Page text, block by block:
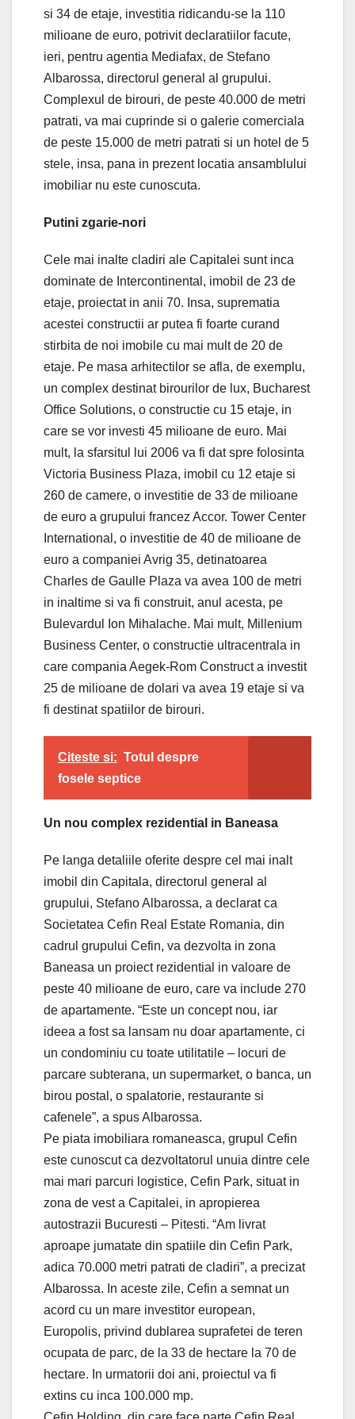
si 34 de etaje, investitia ridicandu-se la 110
milioane de euro, potrivit declaratiilor facute,
ieri, pentru agentia Mediafax, de Stefano
Albarossa, directorul general al grupului.
Complexul de birouri, de peste 40.000 de metri
patrati, va mai cuprinde si o galerie comerciala
de peste 15.000 de metri patrati si un hotel de 5
stele, insa, pana in prezent locatia ansamblului
imobiliar nu este cunoscuta.
Putini zgarie-nori
Cele mai inalte cladiri ale Capitalei sunt inca
dominate de Intercontinental, imobil de 23 de
etaje, proiectat in anii 70. Insa, suprematia
acestei constructii ar putea fi foarte curand
stirbita de noi imobile cu mai mult de 20 de
etaje. Pe masa arhitectilor se afla, de exemplu,
un complex destinat birourilor de lux, Bucharest
Office Solutions, o constructie cu 15 etaje, in
care se vor investi 45 milioane de euro. Mai
mult, la sfarsitul lui 2006 va fi dat spre folosinta
Victoria Business Plaza, imobil cu 12 etaje si
260 de camere, o investitie de 33 de milioane
de euro a grupului francez Accor. Tower Center
International, o investitie de 40 de milioane de
euro a companiei Avrig 35, detinatoarea
Charles de Gaulle Plaza va avea 100 de metri
in inaltime si va fi construit, anul acesta, pe
Bulevardul Ion Mihalache. Mai mult, Millenium
Business Center, o constructie ultracentrala in
care compania Aegek-Rom Construct a investit
25 de milioane de dolari va avea 19 etaje si va
fi destinat spatiilor de birouri.
Citeste si: Totul despre
fosele septice
Un nou complex rezidential in Baneasa
Pe langa detaliile oferite despre cel mai inalt
imobil din Capitala, directorul general al
grupului, Stefano Albarossa, a declarat ca
Societatea Cefin Real Estate Romania, din
cadrul grupului Cefin, va dezvolta in zona
Baneasa un proiect rezidential in valoare de
peste 40 milioane de euro, care va include 270
de apartamente. “Este un concept nou, iar
ideea a fost sa lansam nu doar apartamente, ci
un condominiu cu toate utilitatile – locuri de
parcare subterana, un supermarket, o banca, un
birou postal, o spalatorie, restaurante si
cafenele”, a spus Albarossa.
Pe piata imobiliara romaneasca, grupul Cefin
este cunoscut ca dezvoltatorul unuia dintre cele
mai mari parcuri logistice, Cefin Park, situat in
zona de vest a Capitalei, in apropierea
autostrazii Bucuresti – Pitesti. “Am livrat
aproape jumatate din spatiile din Cefin Park,
adica 70.000 metri patrati de cladiri”, a precizat
Albarossa. In aceste zile, Cefin a semnat un
acord cu un mare investitor european,
Europolis, privind dublarea suprafetei de teren
ocupata de parc, de la 33 de hectare la 70 de
hectare. In urmatorii doi ani, proiectul va fi
extins cu inca 100.000 mp.